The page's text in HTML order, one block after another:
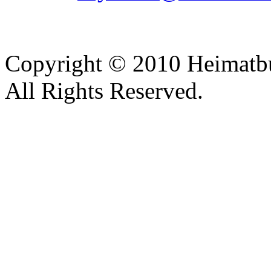
Copyright © 2010
All Rights Reserved.